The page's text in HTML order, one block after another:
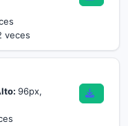
veces
96px,